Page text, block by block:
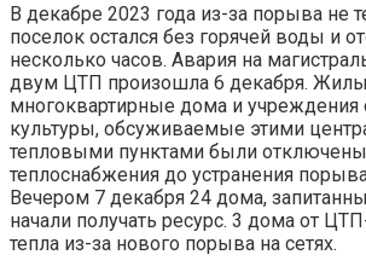
В декабре 2023 года из-за порыва не
поселок остался без горячей воды и
несколько часов. Авария на
двум ЦТП произошла 6 декабря.
многоквартирные дома и учреждения
культуры, обсуживаемые этими
тепловыми пунктами были
теплоснабжения до устранения
Вечером 7 декабря 24 дома,
начали получать ресурс. 3 дома от
тепла из-за нового порыва на сетях.